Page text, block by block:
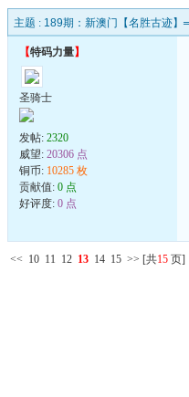
主题 : 189期：新澳门【名胜古迹
【特码力量】
圣骑士
发帖: 2320
威望: 20306 点
铜币: 10285 枚
贡献值: 0 点
好评度: 0 点
<< 10 11 12 13 14 15 >> [共15 页